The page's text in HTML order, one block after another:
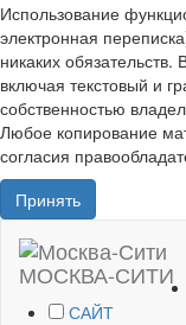
Использование
электронная
никаких
включая текстовый и
собственностью
Любое копирование
согласия
Принять
МОСКВА-СИТИ
САЙТ